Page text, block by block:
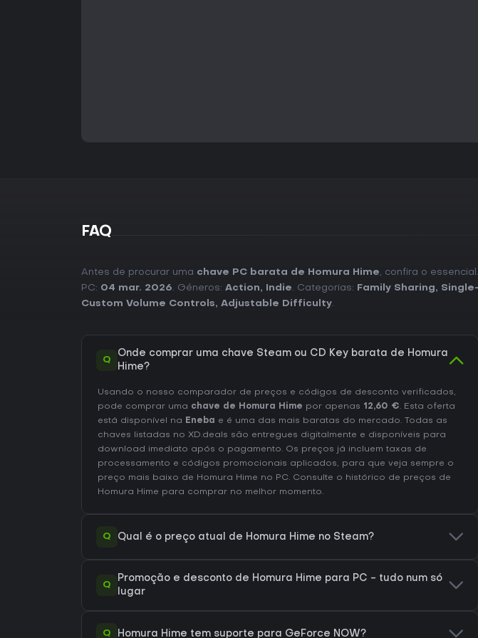
FAQ
Antes de procurar uma chave PC barata de Homura Hime, confira o
PC: 04 mar. 2026. Géneros: Action, Indie. Categorias: Family Sharing,
Custom Volume Controls, Adjustable Difficulty.
Q
Onde comprar uma chave Steam ou CD Key barata de Homura
Hime?
Usando o nosso comparador de preços e códigos de desconto verificados,
pode comprar uma chave de Homura Hime por apenas 12,60 €. Esta oferta
está disponível na Eneba e é uma das mais baratas do mercado. Todas as
chaves listadas no XD.deals são entregues digitalmente e disponíveis para
download imediato após o pagamento. Os preços já incluem taxas de
processamento e códigos promocionais aplicados, para que veja sempre o
preço mais baixo de Homura Hime no PC. Consulte o histórico de preços de
Homura Hime para comprar no melhor momento.
Q Qual é o preço atual de Homura Hime no Steam?
Q
Promoção e desconto de Homura Hime para PC - tudo num só
lugar
Q Homura Hime tem suporte para GeForce NOW?